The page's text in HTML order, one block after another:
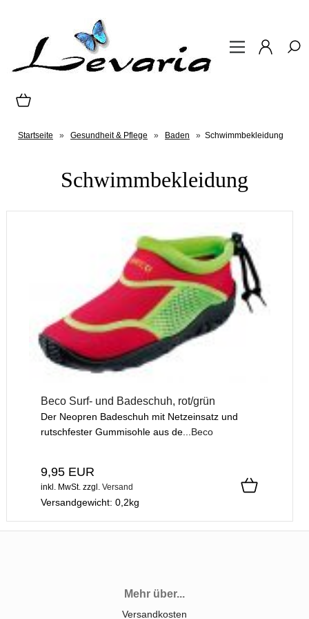
Startseite » Gesundheit & Pflege » Baden » Schwimmbekleidung
Schwimmbekleidung
Beco Surf- und Badeschuh, rot/grün
Der Neopren Badeschuh mit Netzeinsatz und
rutschfester Gummisohle aus de...Beco
9,95 EUR
inkl. MwSt. zzgl. Versand
Versandgewicht: 0,2kg
Mehr über...
Versandkosten